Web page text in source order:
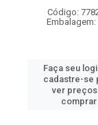
Código:
Embalagem:
Faça seu
cadastre-se
ver preços
comprar